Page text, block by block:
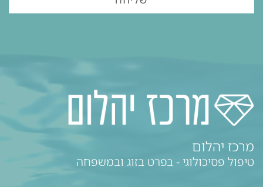
מרכז יהלום
טיפול פסיכולוגי - בפרט בזוג ובמשפחה